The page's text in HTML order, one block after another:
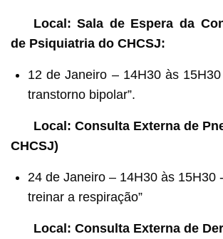
Local: Sala de Espera da
de Psiquiatria do CHCSJ:
12 de Janeiro – 14H30 às
transtorno bipolar”.
Local: Consulta Externa de
CHCSJ)
24 de Janeiro – 14H30 às 15H30
treinar a respiração”
Local: Consulta Externa de